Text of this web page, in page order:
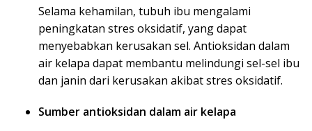
Selama kehamilan, tubuh ibu mengalami
peningkatan stres oksidatif, yang dapat
menyebabkan kerusakan sel. Antioksidan dalam
air kelapa dapat membantu melindungi sel-sel ibu
dan janin dari kerusakan akibat stres oksidatif.
Sumber antioksidan dalam air kelapa